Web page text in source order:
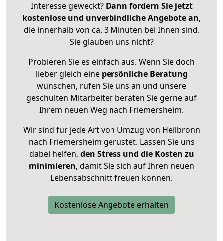
Interesse geweckt? Dann fordern Sie jetzt
kostenlose und unverbindliche Angebote an,
die innerhalb von ca. 3 Minuten bei Ihnen sind.
Sie glauben uns nicht?
Probieren Sie es einfach aus. Wenn Sie doch
lieber gleich eine persönliche Beratung
wünschen, rufen Sie uns an und unsere
geschulten Mitarbeiter beraten Sie gerne auf
Ihrem neuen Weg nach Friemersheim.
Wir sind für jede Art von Umzug von Heilbronn
nach Friemersheim gerüstet. Lassen Sie uns
dabei helfen, den Stress und die Kosten zu
minimieren, damit Sie sich auf Ihren neuen
Lebensabschnitt freuen können.
Kostenlose Angebote erhalten